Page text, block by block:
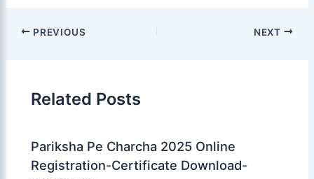
PREVIOUS NEXT
Related Posts
Pariksha Pe Charcha 2025 Online
Registration-Certificate Download-